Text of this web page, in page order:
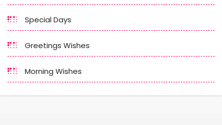
Special Days
Greetings Wishes
Morning Wishes